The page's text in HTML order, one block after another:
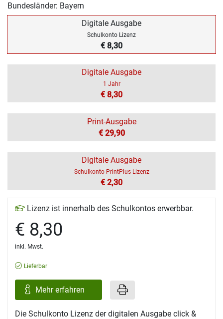
Bundesländer: Bayern
Digitale Ausgabe
Schulkonto Lizenz
€ 8,30
Digitale Ausgabe
1 Jahr
€ 8,30
Print-Ausgabe
€ 29,90
Digitale Ausgabe
Schulkonto PrintPlus Lizenz
€ 2,30
Lizenz ist innerhalb des Schulkontos erwerbbar.
€ 8,30
inkl. Mwst.
Lieferbar
Mehr erfahren
Die Schulkonto Lizenz der digitalen Ausgabe click &